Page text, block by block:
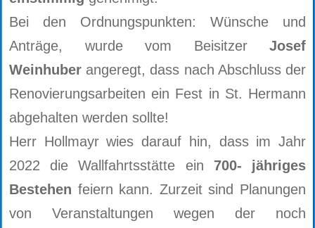
Bei den Ordnungspunkten: Wünsche und
Anträge, wurde vom Beisitzer Josef
Weinhuber angeregt, dass nach Abschluss der
Renovierungsarbeiten ein Fest in St. Hermann
abgehalten werden sollte!
Herr Hollmayr wies darauf hin, dass im Jahr
2022 die Wallfahrtsstätte ein 700- jähriges
Bestehen feiern kann. Zurzeit sind Planungen
von Veranstaltungen wegen der noch